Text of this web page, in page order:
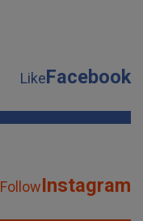
LikeFacebook
FollowInstagram